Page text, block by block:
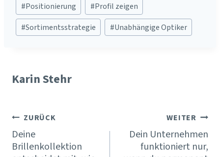
#Positionierung #Profil zeigen
#Sortimentsstrategie #Unabhängige Optiker
Karin Stehr
Beitragsnavigation
ZURÜCK
Deine
Brillenkollektion
WEITER
Dein Unternehmen
funktioniert nur,